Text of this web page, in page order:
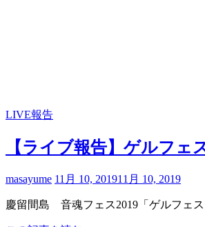
LIVE報告
【ライブ報告】ゲルフェ
masayume 11月 10, 201911月 10, 2019
慶留間島 音魂フェス2019「ゲルフェ